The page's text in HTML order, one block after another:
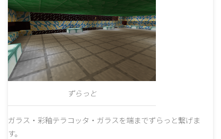
ずらっと
ガラス・彩釉テラコッタ・ガラスを端までずらっと繋げま
す。